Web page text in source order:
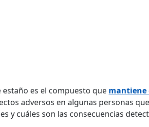
es el compuesto que mantiene
adversos en algunas personas
es y cuáles son las consecuencias